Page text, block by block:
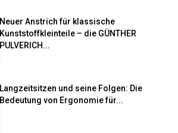
Neuer Anstrich für klassische
Kunststoffkleinteile – die GÜNTHER
PULVERICH...
Langzeitsitzen und seine Folgen: Die
Bedeutung von Ergonomie für...